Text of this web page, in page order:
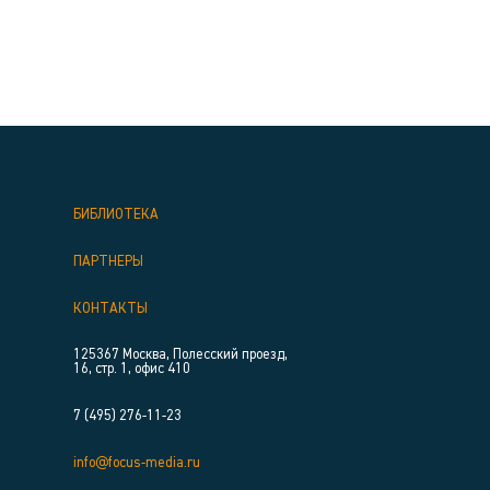
БИБЛИОТЕКА
ПАРТНЕРЫ
КОНТАКТЫ
125367 Москва, Полесский проезд,
16, стр. 1, офис 410
7 (495) 276-11-23
info@focus-media.ru